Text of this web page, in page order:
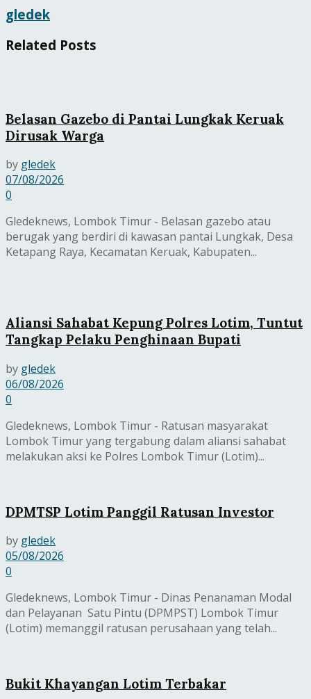
gledek
Related Posts
Belasan Gazebo di Pantai Lungkak Keruak
Dirusak Warga
by gledek
07/08/2026
0
Gledeknews, Lombok Timur - Belasan gazebo atau
berugak yang berdiri di kawasan pantai Lungkak, Desa
Ketapang Raya, Kecamatan Keruak, Kabupaten...
Aliansi Sahabat Kepung Polres Lotim, Tuntut
Tangkap Pelaku Penghinaan Bupati
by gledek
06/08/2026
0
Gledeknews, Lombok Timur - Ratusan masyarakat
Lombok Timur yang tergabung dalam aliansi sahabat
melakukan aksi ke Polres Lombok Timur (Lotim)...
DPMTSP Lotim Panggil Ratusan Investor
by gledek
05/08/2026
0
Gledeknews, Lombok Timur - Dinas Penanaman Modal
dan Pelayanan Satu Pintu (DPMPST) Lombok Timur
(Lotim) memanggil ratusan perusahaan yang telah...
Bukit Khayangan Lotim Terbakar